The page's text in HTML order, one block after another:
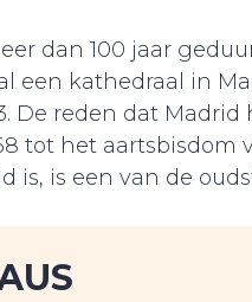
dan 100 jaar
een kathedraal in
De reden dat Madrid
tot het aartsbisdom
is een van de